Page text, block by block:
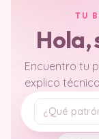
TU
Hola,
Encuentro tu
explico
Tu pregunta